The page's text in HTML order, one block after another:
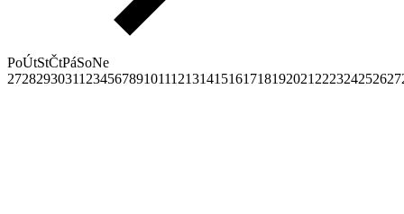
PoÚtStČtPáSoNe
27282930311 23456789101112131415161718192021 222324252627